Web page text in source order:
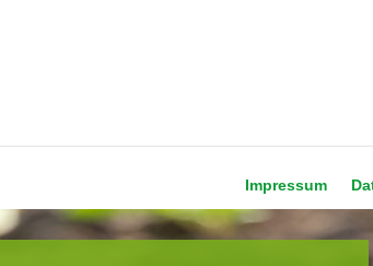
Impressum